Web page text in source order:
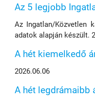
Az 5 legjobb
Az Ingatlan/Közvetlen
adatok alapján készült.
A hét kiemelkedő
2026.06.06
A hét legdrámaibb